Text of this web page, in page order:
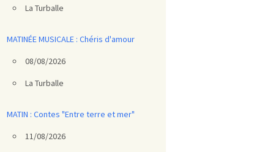
La Turballe
MATINÉE MUSICALE : Chéris d'amour
08/08/2026
La Turballe
MATIN : Contes "Entre terre et mer"
11/08/2026